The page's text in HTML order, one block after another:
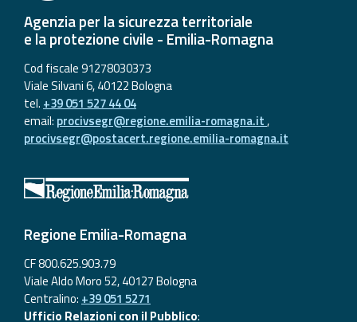
Agenzia per la sicurezza territoriale
e la protezione civile - Emilia-Romagna
Cod fiscale 91278030373
Viale Silvani 6, 40122 Bologna
tel. +39 051 527 44 04
email: procivsegr@regione.emilia-romagna.it,
procivsegr@postacert.regione.emilia-romagna.it
Regione Emilia-Romagna
CF 800.625.903.79
Viale Aldo Moro 52, 40127 Bologna
Centralino: +39 051 5271
Ufficio Relazioni con il Pubblico: